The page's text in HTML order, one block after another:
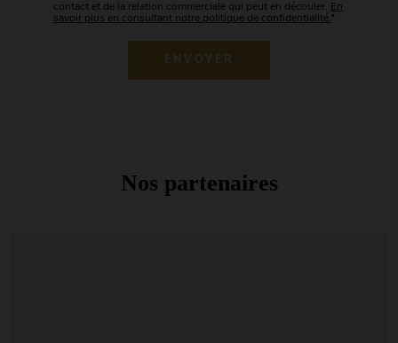
contact et de la relation commerciale qui peut en découler. En
savoir plus en consultant notre politique de confidentialité.*
Nos partenaires